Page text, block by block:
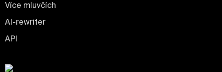
Více mluvčích
AI-rewriter
API